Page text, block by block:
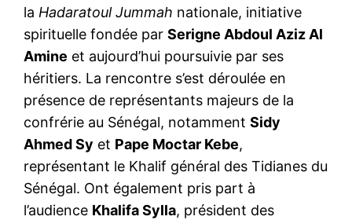
la Hadaratoul Jummah nationale, initiative
spirituelle fondée par Serigne Abdoul Aziz Al
Amine et aujourd’hui poursuivie par ses
héritiers. La rencontre s’est déroulée en
présence de représentants majeurs de la
confrérie au Sénégal, notamment Sidy
Ahmed Sy et Pape Moctar Kebe,
représentant le Khalif général des Tidianes du
Sénégal. Ont également pris part à
l’audience Khalifa Sylla, président des